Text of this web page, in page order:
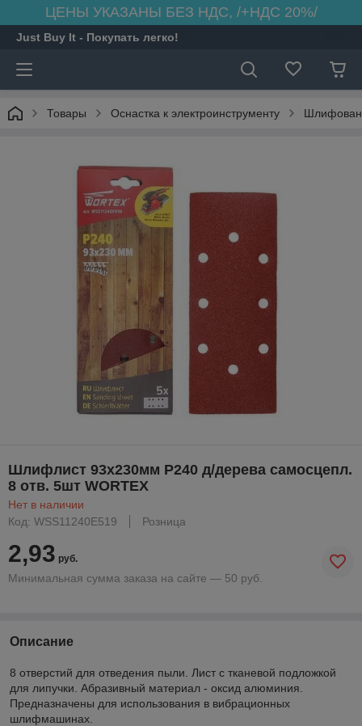
ЦЕНЫ УКАЗАНЫ БЕЗ НДС, /+НДС 20%/
Just Buy It - Покупать легко!
Товары Оснастка к электроинструменту
Шлифлист 93х230мм Р240 д/дерева самосцепл.
8 отв. 5шт WORTEX
Нет в наличии
Код: WSS11240E519
Розница
2,93 руб.
Минимальная сумма заказа на сайте — 50 руб.
Описание
8 отверстий для отведения пыли. Лист с тканевой подложкой
для липучки. Абразивный материал - оксид алюминия.
Предназначены для использования в вибрационных
шлифмашинах.